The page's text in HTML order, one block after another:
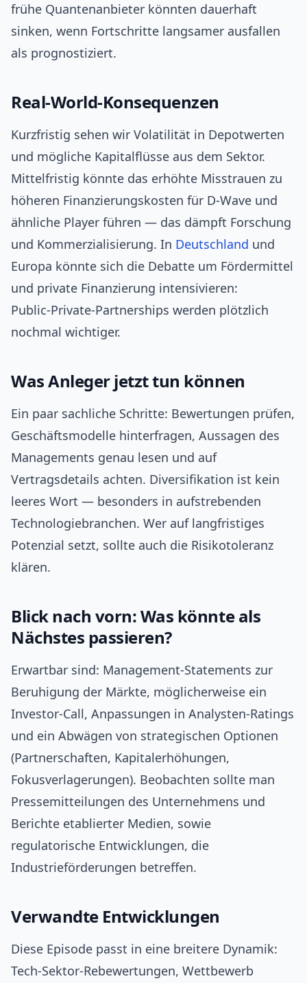
frühe Quantenanbieter könnten dauerhaft
sinken, wenn Fortschritte langsamer ausfallen
als prognostiziert.
Real‑World‑Konsequenzen
Kurzfristig sehen wir Volatilität in Depotwerten
und mögliche Kapitalflüsse aus dem Sektor.
Mittelfristig könnte das erhöhte Misstrauen zu
höheren Finanzierungskosten für D‑Wave und
ähnliche Player führen — das dämpft Forschung
und Kommerzialisierung. In Deutschland und
Europa könnte sich die Debatte um Fördermittel
und private Finanzierung intensivieren:
Public‑Private‑Partnerships werden plötzlich
nochmal wichtiger.
Was Anleger jetzt tun können
Ein paar sachliche Schritte: Bewertungen prüfen,
Geschäftsmodelle hinterfragen, Aussagen des
Managements genau lesen und auf
Vertragsdetails achten. Diversifikation ist kein
leeres Wort — besonders in aufstrebenden
Technologiebranchen. Wer auf langfristiges
Potenzial setzt, sollte auch die Risikotoleranz
klären.
Blick nach vorn: Was könnte als
Nächstes passieren?
Erwartbar sind: Management‑Statements zur
Beruhigung der Märkte, möglicherweise ein
Investor‑Call, Anpassungen in Analysten‑Ratings
und ein Abwägen von strategischen Optionen
(Partnerschaften, Kapitalerhöhungen,
Fokusverlagerungen). Beobachten sollte man
Pressemitteilungen des Unternehmens und
Berichte etablierter Medien, sowie
regulatorische Entwicklungen, die
Industrieförderungen betreffen.
Verwandte Entwicklungen
Diese Episode passt in eine breitere Dynamik:
Tech‑Sektor‑Rebewertungen, Wettbewerb